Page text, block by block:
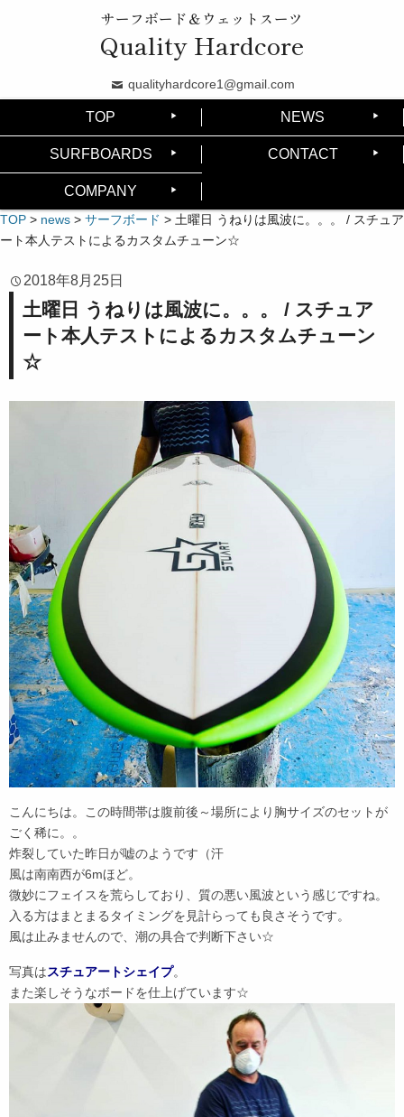
サーフボード＆ウェットスーツ
Quality Hardcore
qualityhardcore1@gmail.com
TOP NEWS
SURFBOARDS CONTACT
COMPANY
TOP > news > サーフボード > 土曜日 うねりは風波に。。。 / スチュア
ート本人テストによるカスタムチューン☆
2018年8月25日
土曜日 うねりは風波に。。。 / スチュア
ート本人テストによるカスタムチューン
☆
こんにちは。この時間帯は腹前後～場所により胸サイズのセットが
ごく稀に。。
炸裂していた昨日が嘘のようです（汗
風は南南西が6mほど。
微妙にフェイスを荒らしており、質の悪い風波という感じですね。
入る方はまとまるタイミングを見計らっても良さそうです。
風は止みませんので、潮の具合で判断下さい☆
写真はスチュアートシェイプ。
また楽しそうなボードを仕上げています☆